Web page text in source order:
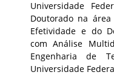
Universidade
Doutorado na
Efetividade e do
com Análise
Engenharia de
Universidade